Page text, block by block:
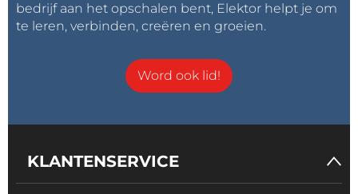
bedrijf aan het opschalen bent, Elektor helpt je om
te leren, verbinden, creëren en groeien.
Word ook lid!
KLANTENSERVICE